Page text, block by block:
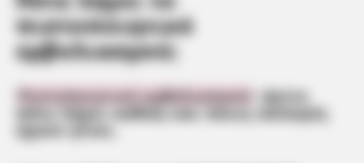
πιστοποιητικό
εμβολιασμού;
Πιστοποιητικό εμβολιασμού
: Δείτε
πότε λήγει καθώς και ποιες αλλαγές